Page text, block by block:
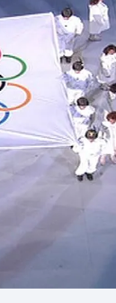
Moderní pětiboj
Motorsport
Olympijské
Parasport
Plavání
Plážový